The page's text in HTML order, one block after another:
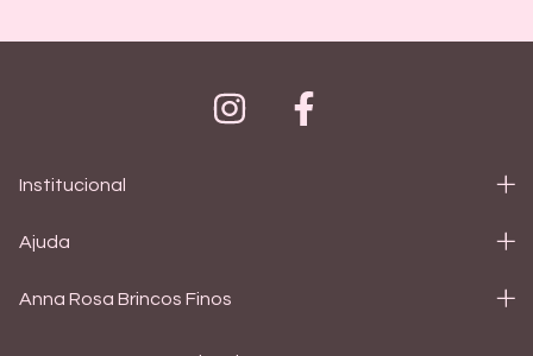
Institucional
Ajuda
Anna Rosa Brincos Finos